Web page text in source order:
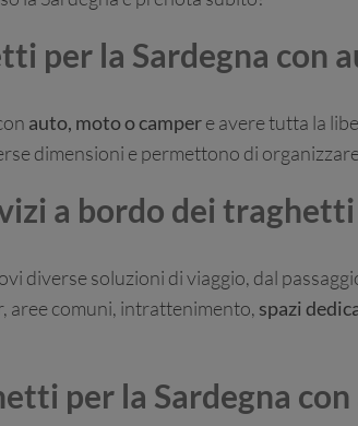
per la Sardegna con
auto, moto o campere avere tutta la
dimensioni e permettono di
a bordo dei traghetti
diverse soluzioni di viaggio, dal
aree comuni, intrattenimento, spazi
per la Sardegna